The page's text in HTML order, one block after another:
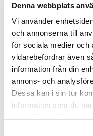
Denna webbplats
Vi använder
och annonserna till
för sociala medier och
vidarebefordrar även
information från din
annons- och
Dessa kan i sin tur
information som du
JRL Mixed Bristle
Extra Long
BRISTLE BRUSH